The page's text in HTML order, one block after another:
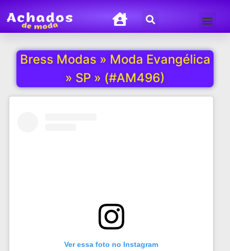
Bress Modas » Moda Evangélica
» SP » (#AM496)
Ver essa foto no Instagram